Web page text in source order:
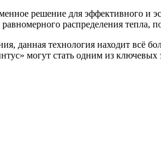
решение для эффективного
распределения тепла,
данная технология находит
могут стать одним из